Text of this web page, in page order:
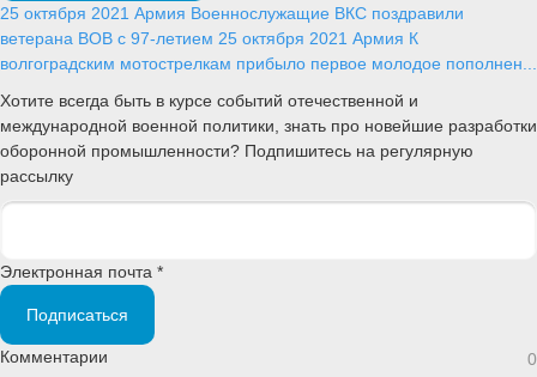
25 октября 2021 Армия Военнослужащие ВКС поздравили
ветерана ВОВ с 97-летием 25 октября 2021 Армия К
волгоградским мотострелкам прибыло первое молодое пополнен...
Хотите всегда быть в курсе событий отечественной и
международной военной политики, знать про новейшие разработки
оборонной промышленности? Подпишитесь на регулярную
рассылку
Электронная почта *
Подписаться
Комментарии 0